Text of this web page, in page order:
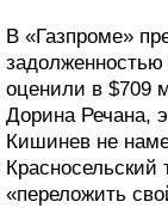
В «Газпроме»
оценили в $709
Дорина Речана,
Кишинев не
«переложить